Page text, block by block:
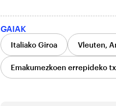
GAIAK
Italiako Giroa Vleuten,
Emakumezkoen errepideko